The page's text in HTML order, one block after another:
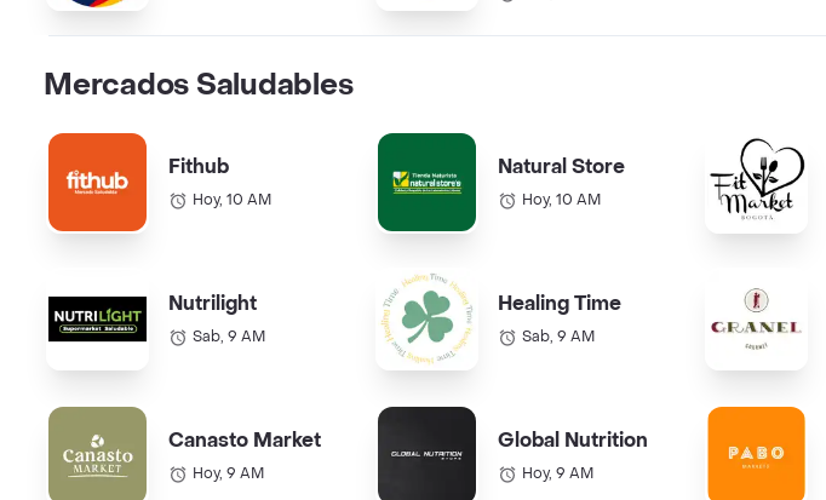
Mercados Saludables
Fithub
Hoy, 10 AM
Nutrilight
Sab, 9 AM
Canasto Market
Hoy, 9 AM
Natural Store
Hoy, 10 AM
Healing Time
Sab, 9 AM
Global Nutrition
Hoy, 9 AM